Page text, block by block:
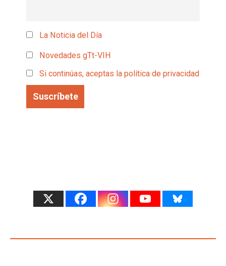
La Noticia del Día
Novedades gTt-VIH
Si continúas, aceptas la política de privacidad